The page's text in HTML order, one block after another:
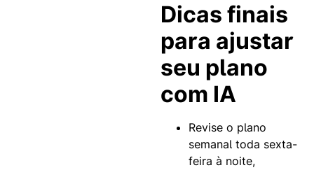
Dicas finais
para ajustar
seu plano
com IA
Revise o plano
semanal toda sexta-
feira à noite,